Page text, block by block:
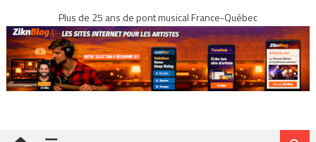
Plus de 25 ans de pont musical France-Québec